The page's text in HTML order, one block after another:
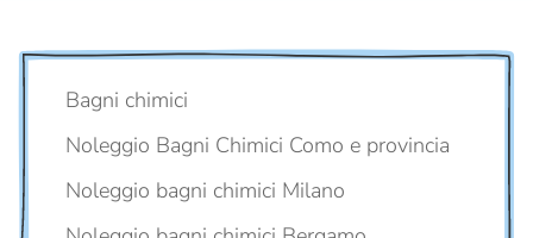
Bagni chimici
Noleggio Bagni Chimici Como e provincia
Noleggio bagni chimici Milano